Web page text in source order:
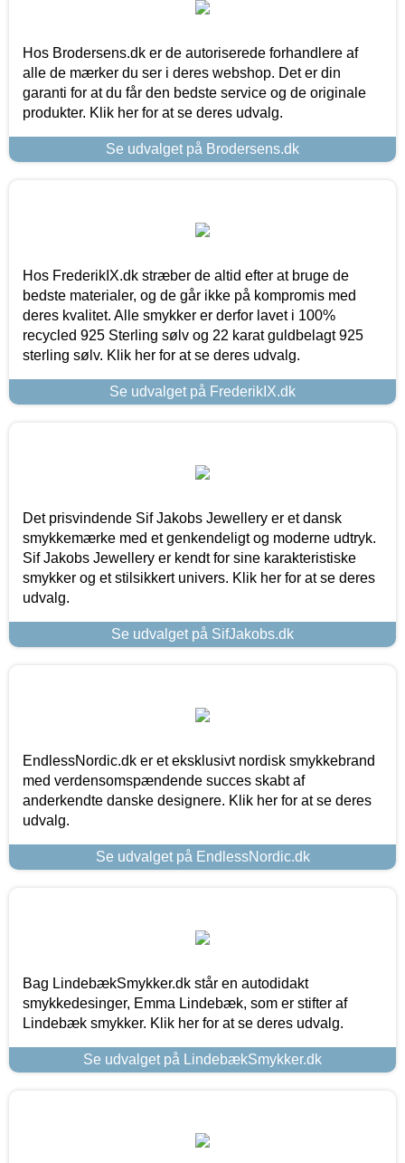
Hos Brodersens.dk er de autoriserede forhandlere af
alle de mærker du ser i deres webshop. Det er din
garanti for at du får den bedste service og de originale
produkter. Klik her for at se deres udvalg.
Se udvalget på Brodersens.dk
Hos FrederikIX.dk stræber de altid efter at bruge de
bedste materialer, og de går ikke på kompromis med
deres kvalitet. Alle smykker er derfor lavet i 100%
recycled 925 Sterling sølv og 22 karat guldbelagt 925
sterling sølv. Klik her for at se deres udvalg.
Se udvalget på FrederikIX.dk
Det prisvindende Sif Jakobs Jewellery er et dansk
smykkemærke med et genkendeligt og moderne udtryk.
Sif Jakobs Jewellery er kendt for sine karakteristiske
smykker og et stilsikkert univers. Klik her for at se deres
udvalg.
Se udvalget på SifJakobs.dk
EndlessNordic.dk er et eksklusivt nordisk smykkebrand
med verdensomspændende succes skabt af
anderkendte danske designere. Klik her for at se deres
udvalg.
Se udvalget på EndlessNordic.dk
Bag LindebækSmykker.dk står en autodidakt
smykkedesinger, Emma Lindebæk, som er stifter af
Lindebæk smykker. Klik her for at se deres udvalg.
Se udvalget på LindebækSmykker.dk